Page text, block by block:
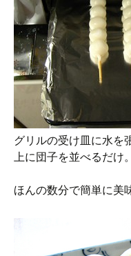
グリルの受け皿に水を
上に団子を並べるだけ。
ほんの数分で簡単に美